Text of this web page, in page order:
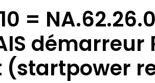
=
(startpower